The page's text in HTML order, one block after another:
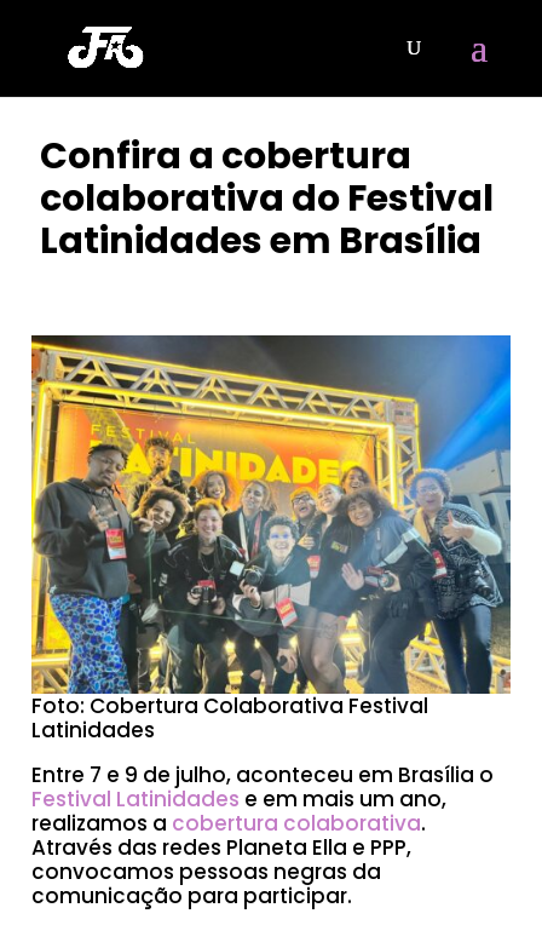
Confira a cobertura
colaborativa do Festival
Latinidades em Brasília
Foto: Cobertura Colaborativa Festival
Latinidades
Entre 7 e 9 de julho, aconteceu em Brasília o
Festival Latinidades e em mais um ano,
realizamos a cobertura colaborativa.
Através das redes Planeta Ella e PPP,
convocamos pessoas negras da
comunicação para participar.